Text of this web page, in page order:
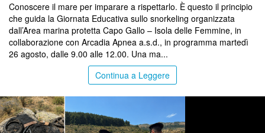
Conoscere il mare per imparare a rispettarlo. È questo il principio
che guida la Giornata Educativa sullo snorkeling organizzata
dall’Area marina protetta Capo Gallo – Isola delle Femmine, in
collaborazione con Arcadia Apnea a.s.d., in programma martedì
26 agosto, dalle 9.00 alle 12.00. Una ma...
Continua a Leggere